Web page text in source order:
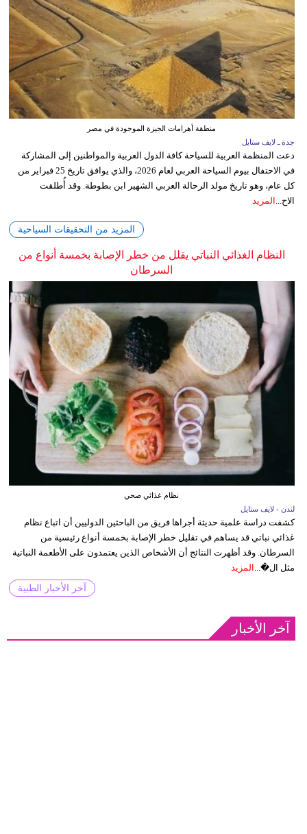
منطقة أهرامات الجيزة الموجودة في مصر
جدة ـ لايف ستايل
دعت المنظمة العربية للسياحة كافة الدول العربية والمواطنين إلى المشاركة
في الاحتفال بيوم السياحة العربي لعام 2026، والذي يوافق تاريخ 25 فبراير من
كل عام، وهو تاريخ مولد الرحالة العربي الشهير ابن بطوطة. وقد أُطلقت
الاح... المزيد
المزيد من التحقيقات السياحية
النظام الغذائي النباتي يقلل من خطر الإصابة بخمسة أنواع من
السرطان
نظام غذائي صحي
لندن - لايف ستايل
كشفت دراسة علمية حديثة أجراها فريق من الباحثين الدوليين أن اتباع نظام
غذائي نباتي قد يساهم في تقليل خطر الإصابة بخمسة أنواع رئيسية من
السرطان. وقد أظهرت النتائج أن الأشخاص الذين يعتمدون على الأطعمة النباتية
مثل ال�...
المزيد
آخر الأخبار الطبية
آخر الأخبار